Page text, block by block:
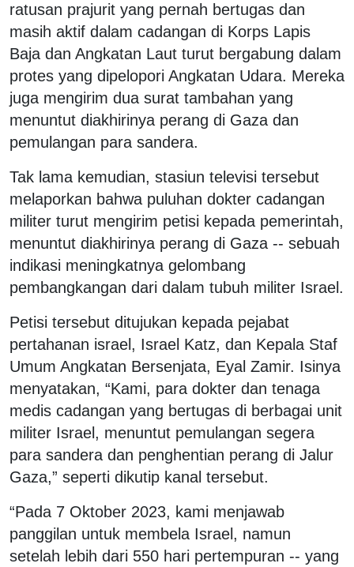
ratusan prajurit yang pernah bertugas dan
masih aktif dalam cadangan di Korps Lapis
Baja dan Angkatan Laut turut bergabung dalam
protes yang dipelopori Angkatan Udara. Mereka
juga mengirim dua surat tambahan yang
menuntut diakhirinya perang di Gaza dan
pemulangan para sandera.
Tak lama kemudian, stasiun televisi tersebut
melaporkan bahwa puluhan dokter cadangan
militer turut mengirim petisi kepada pemerintah,
menuntut diakhirinya perang di Gaza -- sebuah
indikasi meningkatnya gelombang
pembangkangan dari dalam tubuh militer Israel.
Petisi tersebut ditujukan kepada pejabat
pertahanan israel, Israel Katz, dan Kepala Staf
Umum Angkatan Bersenjata, Eyal Zamir. Isinya
menyatakan, “Kami, para dokter dan tenaga
medis cadangan yang bertugas di berbagai unit
militer Israel, menuntut pemulangan segera
para sandera dan penghentian perang di Jalur
Gaza,” seperti dikutip kanal tersebut.
“Pada 7 Oktober 2023, kami menjawab
panggilan untuk membela Israel, namun
setelah lebih dari 550 hari pertempuran -- yang